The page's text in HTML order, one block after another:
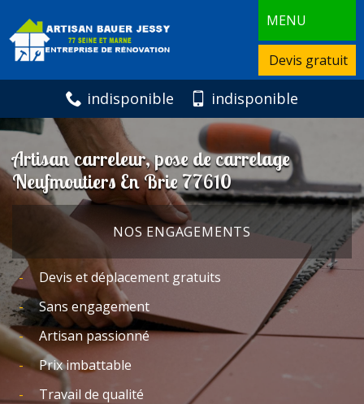
MENU
Devis gratuit
indisponible indisponible
Artisan carreleur, pose de carrelage
Neufmoutiers En Brie 77610
NOS ENGAGEMENTS
Devis et déplacement gratuits
Sans engagement
Artisan passionné
Prix imbattable
Travail de qualité